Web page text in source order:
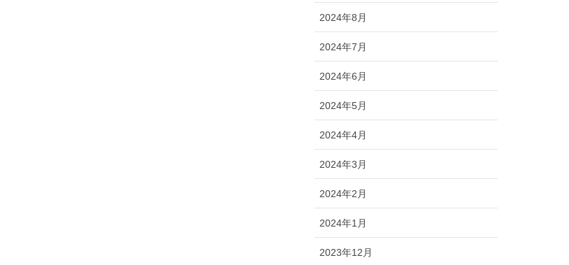
2024年8月
2024年7月
2024年6月
2024年5月
2024年4月
2024年3月
2024年2月
2024年1月
2023年12月